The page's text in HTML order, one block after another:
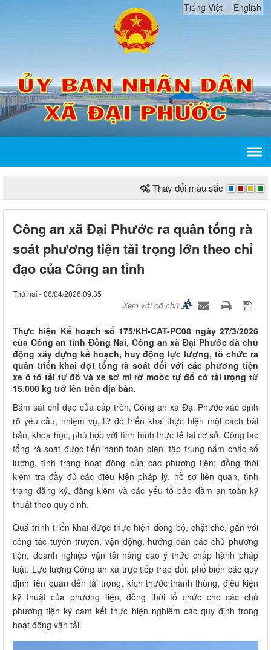
Tiếng Việt English
Thay đổi màu sắc
Công an xã Đại Phước ra quân tổng rà
soát phương tiện tải trọng lớn theo chỉ
đạo của Công an tỉnh
Thứ hai - 06/04/2026 09:35
Xem với cỡ chữ
Thực hiện Kế hoạch số 175/KH-CAT-PC08 ngày 27/3/2026
của Công an tỉnh Đồng Nai, Công an xã Đại Phước đã chủ
động xây dựng kế hoạch, huy động lực lượng, tổ chức ra
quân triển khai đợt tổng rà soát đối với các phương tiện
xe ô tô tải tự đổ và xe sơ mi rơ moóc tự đổ có tải trọng từ
15.000 kg trở lên trên địa bàn.
Bám sát chỉ đạo của cấp trên, Công an xã Đại Phước xác định
rõ yêu cầu, nhiệm vụ, từ đó triển khai thực hiện một cách bài
bản, khoa học, phù hợp với tình hình thực tế tại cơ sở. Công tác
tổng rà soát được tiến hành toàn diện, tập trung nắm chắc số
lượng, tình trạng hoạt động của các phương tiện; đồng thời
kiểm tra đầy đủ các điều kiện pháp lý, hồ sơ liên quan, tình
trạng đăng ký, đăng kiểm và các yếu tố bảo đảm an toàn kỹ
thuật theo quy định.
Quá trình triển khai được thực hiện đồng bộ, chặt chẽ, gắn với
công tác tuyên truyền, vận động, hướng dẫn các chủ phương
tiện, doanh nghiệp vận tải nâng cao ý thức chấp hành pháp
luật. Lực lượng Công an xã trực tiếp trao đổi, phổ biến các quy
định liên quan đến tải trọng, kích thước thành thùng, điều kiện
kỹ thuật của phương tiện, đồng thời tổ chức cho các chủ
phương tiện ký cam kết thực hiện nghiêm các quy định trong
hoạt động vận tải.